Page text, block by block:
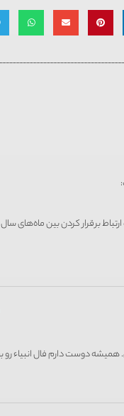
برقرار کردن بین ماه‌های
همیشه دوست دارم فال انبیاء رو